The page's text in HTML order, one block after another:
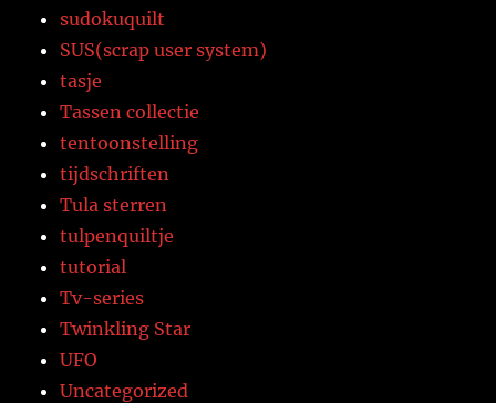
sudokuquilt
SUS(scrap user system)
tasje
Tassen collectie
tentoonstelling
tijdschriften
Tula sterren
tulpenquiltje
tutorial
Tv-series
Twinkling Star
UFO
Uncategorized